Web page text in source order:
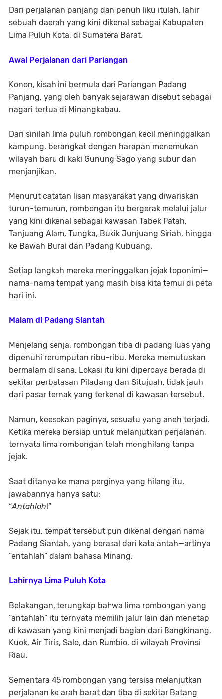
Dari perjalanan panjang dan penuh liku itulah, lahir
sebuah daerah yang kini dikenal sebagai Kabupaten
Lima Puluh Kota, di Sumatera Barat.
Awal Perjalanan dari Pariangan
Konon, kisah ini bermula dari Pariangan Padang
Panjang, yang oleh banyak sejarawan disebut sebagai
nagari tertua di Minangkabau.
Dari sinilah lima puluh rombongan kecil meninggalkan
kampung, berangkat dengan harapan menemukan
wilayah baru di kaki Gunung Sago yang subur dan
menjanjikan.
Menurut catatan lisan masyarakat yang diwariskan
turun-temurun, rombongan itu bergerak melalui jalur
yang kini dikenal sebagai kawasan Tabek Patah,
Tanjuang Alam, Tungka, Bukik Junjuang Siriah, hingga
ke Bawah Burai dan Padang Kubuang.
Setiap langkah mereka meninggalkan jejak toponimi—
nama-nama tempat yang masih bisa kita temui di peta
hari ini.
Malam di Padang Siantah
Menjelang senja, rombongan tiba di padang luas yang
dipenuhi rerumputan ribu-ribu. Mereka memutuskan
bermalam di sana. Lokasi itu kini dipercaya berada di
sekitar perbatasan Piladang dan Situjuah, tidak jauh
dari pasar ternak yang terkenal di kawasan tersebut.
Namun, keesokan paginya, sesuatu yang aneh terjadi.
Ketika mereka bersiap untuk melanjutkan perjalanan,
ternyata lima rombongan telah menghilang tanpa
jejak.
Saat ditanya ke mana perginya yang hilang itu,
jawabannya hanya satu:
“Antahlah!”
Sejak itu, tempat tersebut pun dikenal dengan nama
Padang Siantah, yang berasal dari kata antah—artinya
“entahlah” dalam bahasa Minang.
Lahirnya Lima Puluh Kota
Belakangan, terungkap bahwa lima rombongan yang
“antahlah” itu ternyata memilih jalur lain dan menetap
di kawasan yang kini menjadi bagian dari Bangkinang,
Kuok, Air Tiris, Salo, dan Rumbio, di wilayah Provinsi
Riau.
Sementara 45 rombongan yang tersisa melanjutkan
perjalanan ke arah barat dan tiba di sekitar Batang